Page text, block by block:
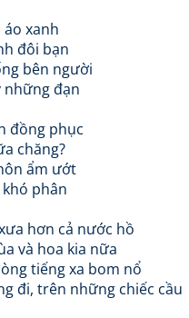
áo xanh
đôi bạn
bên người
những đạn
đồng phục
chăng?
ẩm ướt
phân
hơn cả nước hồ
và hoa kia nữa
tiếng xa bom nổ
đi, trên những chiếc cầu